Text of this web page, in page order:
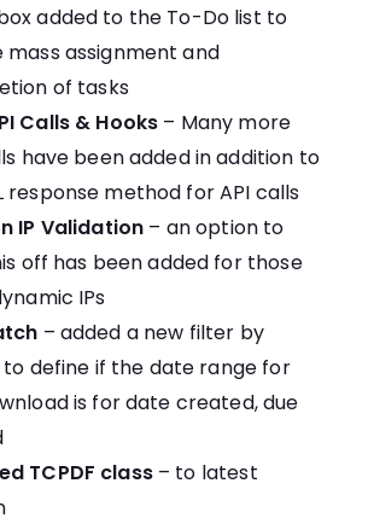
added to the To-Do list to
mass assignment and
of tasks
Calls & Hooks – Many more
have been added in addition to
response method for API calls
IP Validation – an option to
off has been added for those
IPs
– added a new filter by
define if the date range for
is for date created, due
TCPDF class– to latest